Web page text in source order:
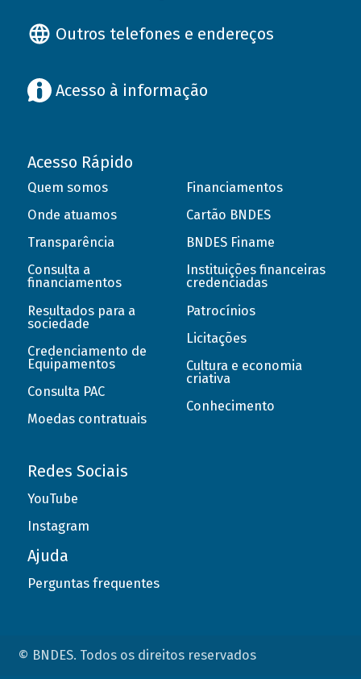
Outros telefones e endereços
Acesso à informação
Acesso Rápido
Quem somos
Onde atuamos
Transparência
Consulta a
financiamentos
Resultados para a
sociedade
Credenciamento de
Equipamentos
Consulta PAC
Moedas contratuais
Financiamentos
Cartão BNDES
BNDES Finame
Instituições financeiras
credenciadas
Patrocínios
Licitações
Cultura e economia
criativa
Conhecimento
Redes Sociais
YouTube
Instagram
Ajuda
Perguntas frequentes
© BNDES. Todos os direitos reservados